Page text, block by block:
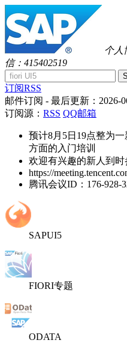
个人
信：415402519
订阅RSS
邮件订阅 - 最后更新： 2026-
订阅源： RSS QQ邮箱
预计8月5日19点整为
方面的入门培训
欢迎有兴趣的新人到时
https://
腾讯会议ID：176-928-
SAPUI5
FIORI专题
ODATA